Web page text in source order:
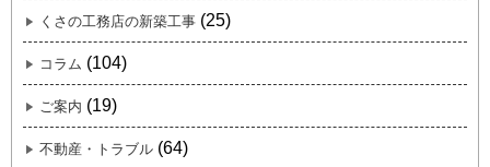
くさの工務店の新築工事 (25)
コラム (104)
ご案内 (19)
不動産・トラブル (64)